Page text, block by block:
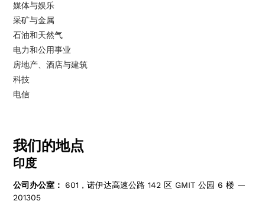
媒体与娱乐
采矿与金属
石油和天然气
电力和公用事业
房地产、酒店与建筑
科技
电信
我们的地点
印度
公司办公室： 601，诺伊达高速公路 142 区 GMIT 公园 6 楼 —
201305